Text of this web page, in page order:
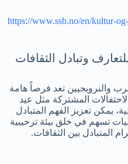
https://www.ssb.no/en/kultur-
وتبادل الثقافات
والنرويجيين تعد فرصاً هامة
المشتركة مثل عيد
يمكن تعزيز الفهم المتبادل
تسهم في خلق بيئة ترحيبية
المتبادل بين الثقافات.